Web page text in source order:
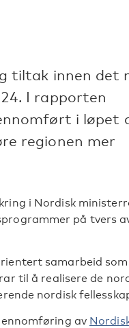
tiltak innen det
I rapporten
i løpet
regionen mer
i Nordisk
på tvers
samarbeid
til å realisere de
nordisk
av